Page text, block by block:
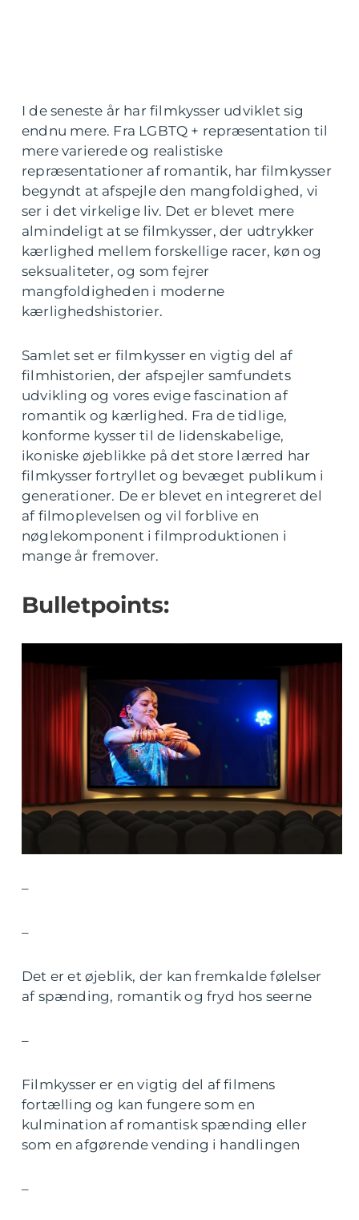
I de seneste år har filmkysser udviklet sig
endnu mere. Fra LGBTQ + repræsentation til
mere varierede og realistiske
repræsentationer af romantik, har filmkysser
begyndt at afspejle den mangfoldighed, vi
ser i det virkelige liv. Det er blevet mere
almindeligt at se filmkysser, der udtrykker
kærlighed mellem forskellige racer, køn og
seksualiteter, og som fejrer
mangfoldigheden i moderne
kærlighedshistorier.
Samlet set er filmkysser en vigtig del af
filmhistorien, der afspejler samfundets
udvikling og vores evige fascination af
romantik og kærlighed. Fra de tidlige,
konforme kysser til de lidenskabelige,
ikoniske øjeblikke på det store lærred har
filmkysser fortryllet og bevæget publikum i
generationer. De er blevet en integreret del
af filmoplevelsen og vil forblive en
nøglekomponent i filmproduktionen i
mange år fremover.
Bulletpoints:
–
–
Det er et øjeblik, der kan fremkalde følelser
af spænding, romantik og fryd hos seerne
–
Filmkysser er en vigtig del af filmens
fortælling og kan fungere som en
kulmination af romantisk spænding eller
som en afgørende vending i handlingen
–